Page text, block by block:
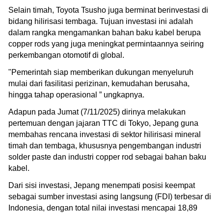
Selain timah, Toyota Tsusho juga berminat berinvestasi di
bidang hilirisasi tembaga. Tujuan investasi ini adalah
dalam rangka mengamankan bahan baku kabel berupa
copper rods yang juga meningkat permintaannya seiring
perkembangan otomotif di global.
"Pemerintah siap memberikan dukungan menyeluruh
mulai dari fasilitasi perizinan, kemudahan berusaha,
hingga tahap operasional ” ungkapnya.
Adapun pada Jumat (7/11/2025) dirinya melakukan
pertemuan dengan jajaran TTC di Tokyo, Jepang guna
membahas rencana investasi di sektor hilirisasi mineral
timah dan tembaga, khususnya pengembangan industri
solder paste dan industri copper rod sebagai bahan baku
kabel.
Dari sisi investasi, Jepang menempati posisi keempat
sebagai sumber investasi asing langsung (FDI) terbesar di
Indonesia, dengan total nilai investasi mencapai 18,89